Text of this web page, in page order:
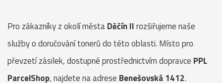
Pro zákazníky z okolí městaDěčín IIrozšiřujeme naše
služby o doručování tonerů do této oblasti. Místo pro
převzetí zásilek, dostupné prostřednictvím dopravce PPL
ParcelShop, najdete na adrese Benešovská 1412.